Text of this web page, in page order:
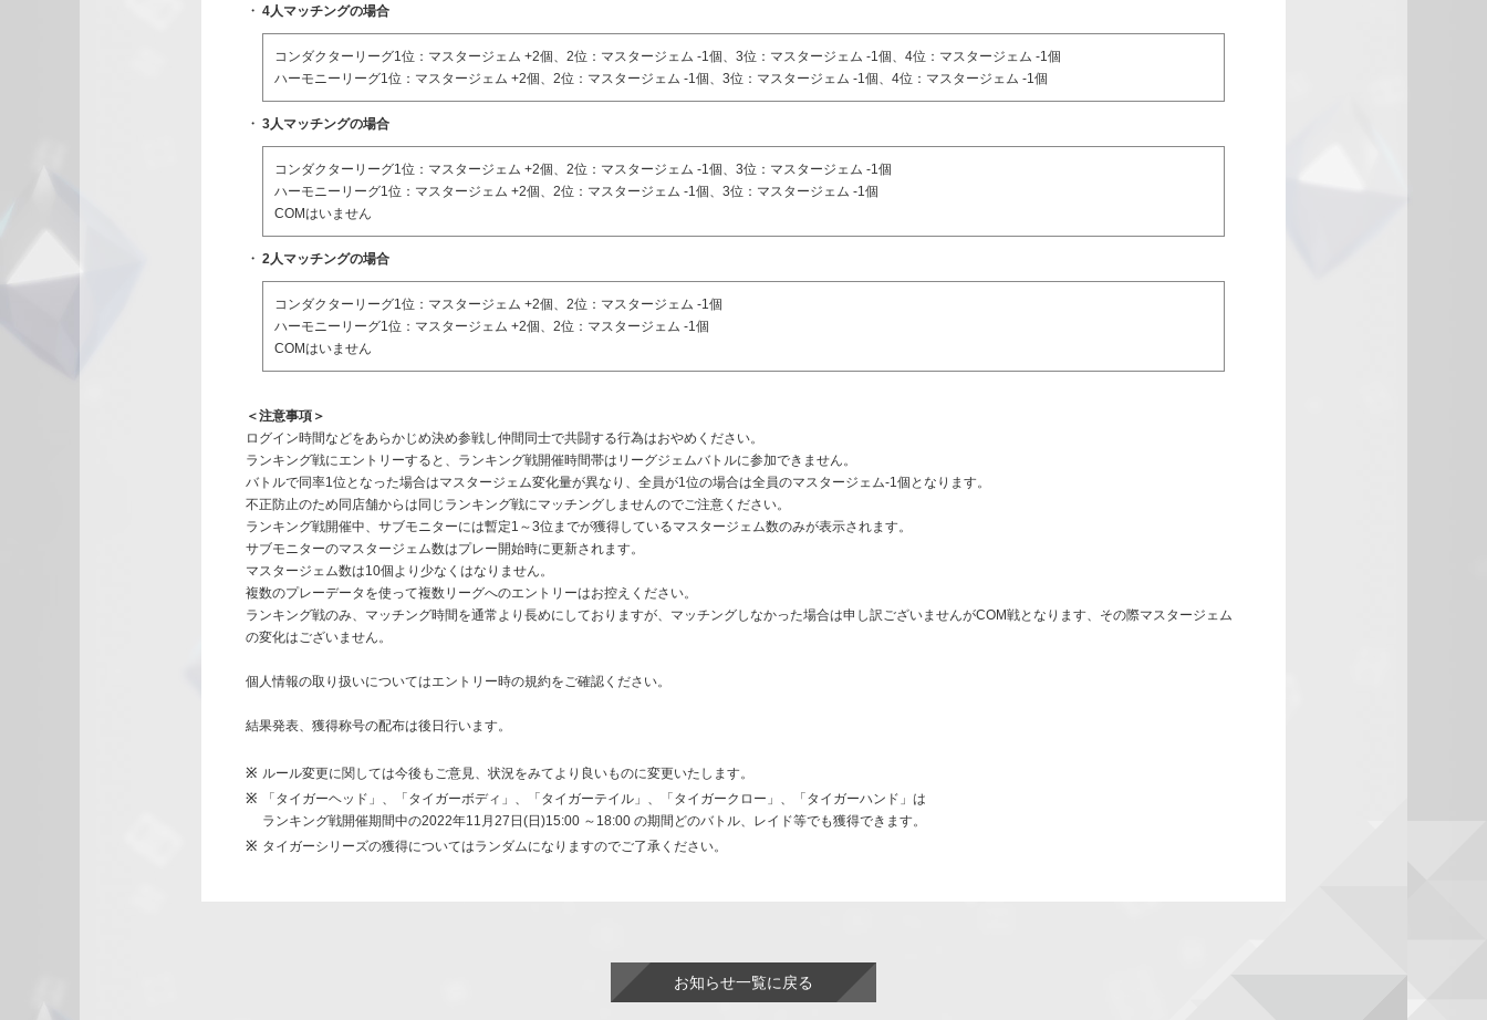
4人マッチングの場合
コンダクターリーグ1位：マスタージェム +2個、2位：マスタージェム -1個、3位：マスタージェム -1個、4位：マスタージェム -1個
ハーモニーリーグ1位：マスタージェム +2個、2位：マスタージェム -1個、3位：マスタージェム -1個、4位：マスタージェム -1個
3人マッチングの場合
コンダクターリーグ1位：マスタージェム +2個、2位：マスタージェム -1個、3位：マスタージェム -1個
ハーモニーリーグ1位：マスタージェム +2個、2位：マスタージェム -1個、3位：マスタージェム -1個
COMはいません
2人マッチングの場合
コンダクターリーグ1位：マスタージェム +2個、2位：マスタージェム -1個
ハーモニーリーグ1位：マスタージェム +2個、2位：マスタージェム -1個
COMはいません
＜注意事項＞
ログイン時間などをあらかじめ決め参戦し仲間同士で共闘する行為はおやめください。
ランキング戦にエントリーすると、ランキング戦開催時間帯はリーグジェムバトルに参加できません。
バトルで同率1位となった場合はマスタージェム変化量が異なり、全員が1位の場合は全員のマスタージェム-1個となります。
不正防止のため同店舗からは同じランキング戦にマッチングしませんのでご注意ください。
ランキング戦開催中、サブモニターには暫定1～3位までが獲得しているマスタージェム数のみが表示されます。
サブモニターのマスタージェム数はプレー開始時に更新されます。
マスタージェム数は10個より少なくはなりません。
複数のプレーデータを使って複数リーグへのエントリーはお控えください。
ランキング戦のみ、マッチング時間を通常より長めにしておりますが、マッチングしなかった場合は申し訳ございませんがCOM戦となります、その際マスタージェム
の変化はございません。
個人情報の取り扱いについてはエントリー時の規約をご確認ください。
結果発表、獲得称号の配布は後日行います。
ルール変更に関しては今後もご意見、状況をみてより良いものに変更いたします。
「タイガーヘッド」、「タイガーボディ」、「タイガーテイル」、「タイガークロー」、「タイガーハンド」は
ランキング戦開催期間中の2022年11月27日(日)15:00 ～18:00 の期間どのバトル、レイド等でも獲得できます。
タイガーシリーズの獲得についてはランダムになりますのでご了承ください。
お知らせ一覧に戻る